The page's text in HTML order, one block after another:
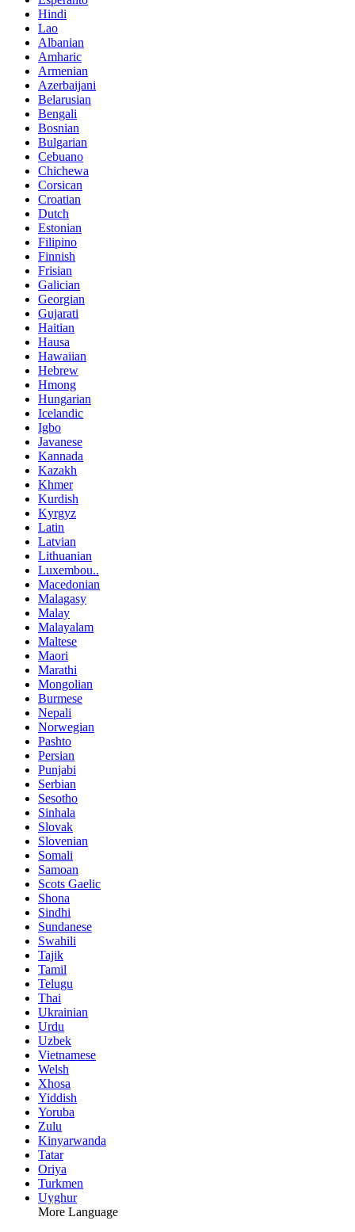
Hindi
Lao
Albanian
Amharic
Armenian
Azerbaijani
Belarusian
Bengali
Bosnian
Bulgarian
Cebuano
Chichewa
Corsican
Croatian
Dutch
Estonian
Filipino
Finnish
Frisian
Galician
Georgian
Gujarati
Haitian
Hausa
Hawaiian
Hebrew
Hmong
Hungarian
Icelandic
Igbo
Javanese
Kannada
Kazakh
Khmer
Kurdish
Kyrgyz
Latin
Latvian
Lithuanian
Luxembou..
Macedonian
Malagasy
Malay
Malayalam
Maltese
Maori
Marathi
Mongolian
Burmese
Nepali
Norwegian
Pashto
Persian
Punjabi
Serbian
Sesotho
Sinhala
Slovak
Slovenian
Somali
Samoan
Scots Gaelic
Shona
Sindhi
Sundanese
Swahili
Tajik
Tamil
Telugu
Thai
Ukrainian
Urdu
Uzbek
Vietnamese
Welsh
Xhosa
Yiddish
Yoruba
Zulu
Kinyarwanda
Tatar
Oriya
Turkmen
Uyghur
More Language